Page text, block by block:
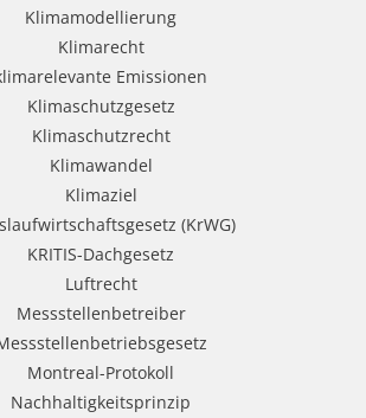
Klimamodellierung
Klimarecht
Emissionen
Klimaschutzgesetz
Klimaschutzrecht
Klimawandel
Klimaziel
(KrWG)
KRITIS-Dachgesetz
Luftrecht
Messstellenbetreiber
Montreal-Protokoll
Nachhaltigkeitsprinzip